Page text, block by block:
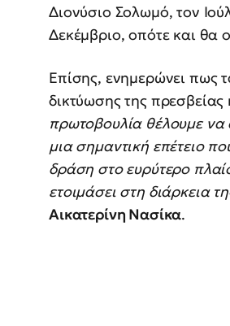
Διονύσιο Σολωμό, τον
Δεκέμβριο, οπότε και θα
Επίσης, ενημερώνει πως
δικτύωσης της
πρωτοβουλία θέλουμε να
μια σημαντική επέτειο
δράση στο ευρύτερο
ετοιμάσει στη διάρκεια
Αικατερίνη Νασίκα.